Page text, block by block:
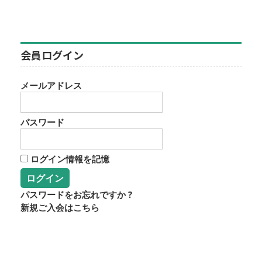
会員ログイン
メールアドレス
パスワード
ログイン情報を記憶
パスワードをお忘れですか ?
新規ご入会はこちら